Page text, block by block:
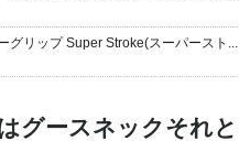
グリップ Super Stroke(スーパースト...
グースネックそれ